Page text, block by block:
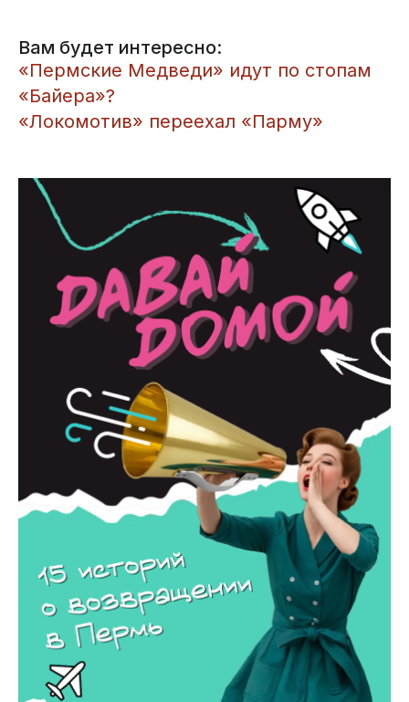
Вам будет интересно:
«Пермские Медведи» идут по стопам
«Байера»?
«Локомотив» переехал «Парму»